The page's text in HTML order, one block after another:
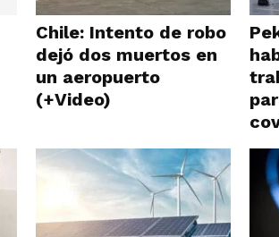
Chile: Intento de robo
dejó dos muertos en
un aeropuerto
(+Video)